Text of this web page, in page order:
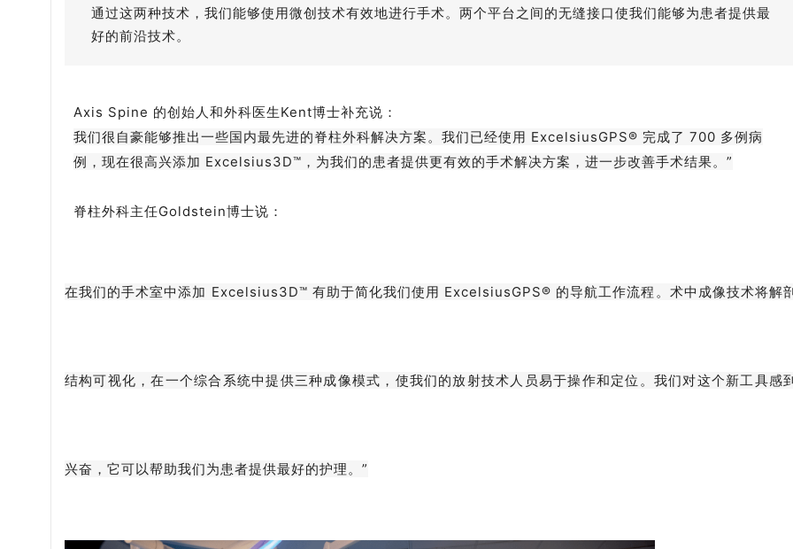
通过这两种技术，我们能够使用微创技术有效地进行手术。两个平台之间的无缝接口使我们能够为患者提供最
好的前沿技术。
Axis Spine 的创始人和外科医生Kent博士补充说：
我们很自豪能够推出一些国内最先进的脊柱外科解决方案。我们已经使用 ExcelsiusGPS® 完成了 700 多例病
例，现在很高兴添加 Excelsius3D™，为我们的患者提供更有效的手术解决方案，进一步改善手术结果。”
脊柱外科主任Goldstein博士说：
在我们的手术室中添加 Excelsius3D™ 有助于简化我们使用 ExcelsiusGPS® 的导航工作流程。术中成像技术将解
结构可视化，在一个综合系统中提供三种成像模式，使我们的放射技术人员易于操作和定位。我们对这个新工具感
兴奋，它可以帮助我们为患者提供最好的护理。”